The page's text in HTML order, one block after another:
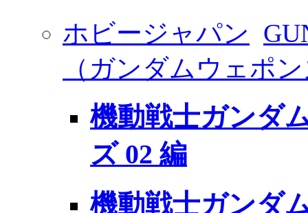
ホビージャパン
（ガンダムウェポ
機動戦士ガンダ
ズ 02 編
機動戦士ガンダ